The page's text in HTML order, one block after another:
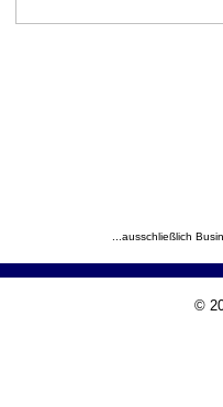
...ausschließlich
©